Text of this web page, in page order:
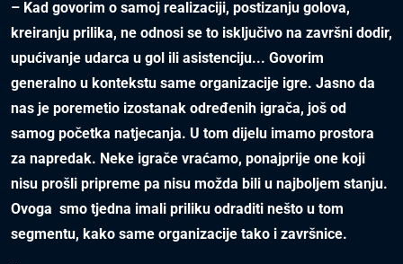
– Kad govorim o samoj realizaciji, postizanju golova,
kreiranju prilika, ne odnosi se to isključivo na završni dodir,
upućivanje udarca u gol ili asistenciju... Govorim
generalno u kontekstu same organizacije igre. Jasno da
nas je poremetio izostanak određenih igrača, još od
samog početka natjecanja. U tom dijelu imamo prostora
za napredak. Neke igrače vraćamo, ponajprije one koji
nisu prošli pripreme pa nisu možda bili u najboljem stanju.
Ovoga smo tjedna imali priliku odraditi nešto u tom
segmentu, kako same organizacije tako i završnice.